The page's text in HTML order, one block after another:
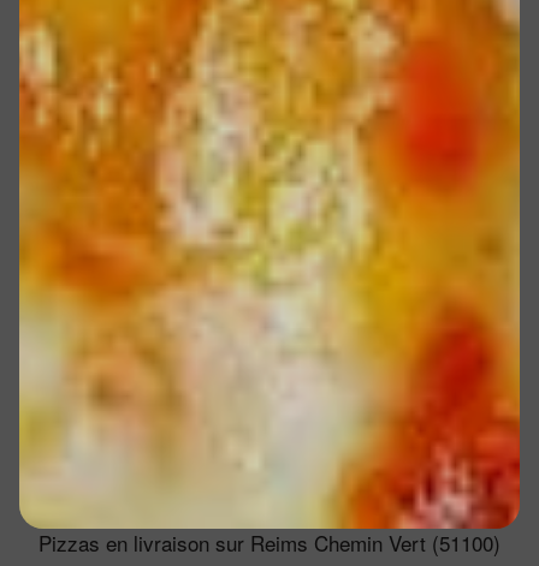
Pizzas en livraison sur Reims Chemin Vert (51100)